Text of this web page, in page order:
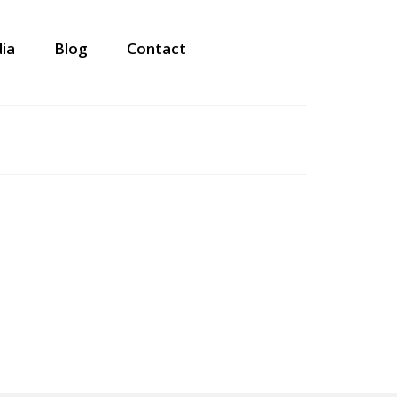
Blog Contact